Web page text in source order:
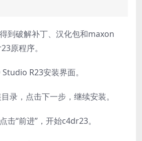
到破解补丁、汉化包和maxon
原程序。
R23安装界面。
录，点击下一步，继续安装。
击“前进”，开始c4dr23。